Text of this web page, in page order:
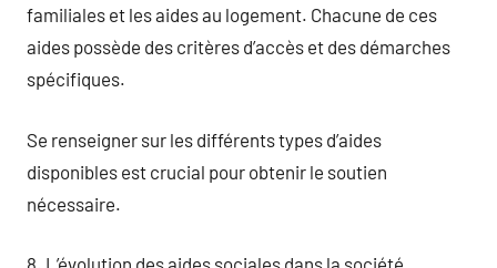
familiales et les aides au logement. Chacune de ces
aides possède des critères d’accès et des démarches
spécifiques.
Se renseigner sur les différents types d’aides
disponibles est crucial pour obtenir le soutien
nécessaire.
8. L’évolution des aides sociales dans la société